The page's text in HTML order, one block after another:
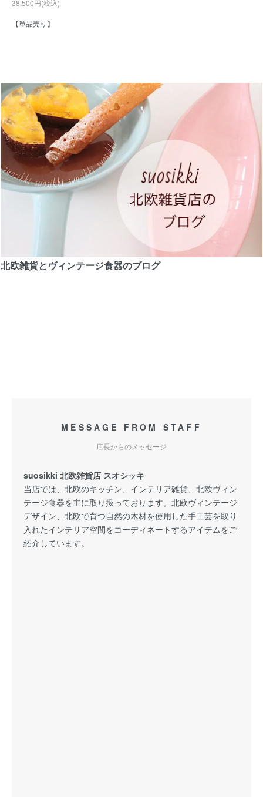
38,500円(税込)
【単品売り】
北欧雑貨とヴィンテージ食器のブログ
MESSAGE FROM STAFF
店長からのメッセージ
suosikki 北欧雑貨店 スオシッキ
当店では、北欧のキッチン、インテリア雑貨、北欧ヴィン
テージ食器を主に取り扱っております。北欧ヴィンテージ
デザイン、北欧で育つ自然の木材を使用した手工芸を取り
入れたインテリア空間をコーディネートするアイテムをご
紹介しています。